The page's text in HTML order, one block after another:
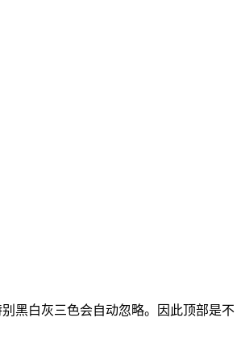
黑白灰三色会自动忽略。因此顶部是不